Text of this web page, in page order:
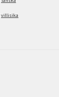
villisika